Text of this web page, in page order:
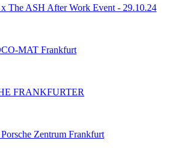
The ASH After Work Event - 29.10.24
MAT Frankfurt
FRANKFURTER
Zentrum Frankfurt